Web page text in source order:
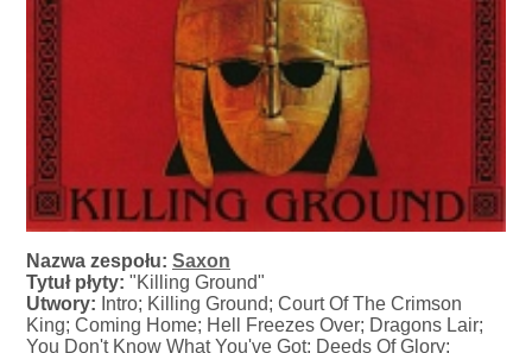
Nazwa zespołu: Saxon
Tytuł płyty: "Killing Ground"
Utwory: Intro; Killing Ground; Court Of The Crimson
King; Coming Home; Hell Freezes Over; Dragons Lair;
You Don't Know What You've Got; Deeds Of Glory;